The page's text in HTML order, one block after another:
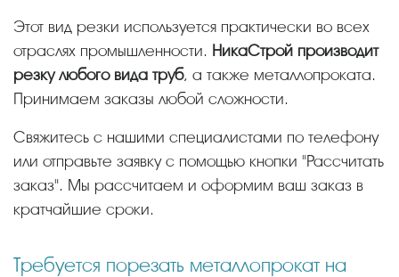
Этот вид резки используется практически во всех
отраслях промышленности. НикаСтрой производит
резку любого вида труб, а также металлопроката.
Принимаем заказы любой сложности.
Свяжитесь с нашими специалистами по телефону
или отправьте заявку с помощью кнопки "Рассчитать
заказ". Мы рассчитаем и оформим ваш заказ в
кратчайшие сроки.
Требуется порезать металлопрокат на